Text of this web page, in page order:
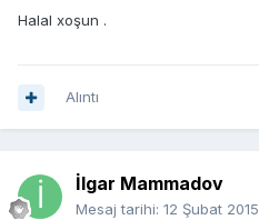
Halal xoşun .
Alıntı
İlgar Mammadov
Mesaj tarihi: 12 Şubat 2015